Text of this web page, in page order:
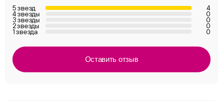
5 звезд 4
4 звезды 0
3 звезды 0
2 звезды 0
1 звезда 0
Оставить отзыв